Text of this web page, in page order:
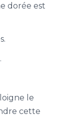
dorée est
le
cette